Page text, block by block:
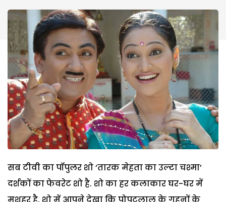
सब टीवी का पॉपुलर शो ‘तारक मेहता का उल्टा चश्मा’
दर्शकों का फेवरेट शो है. शो का हर कलाकार घर-घर में
मशहूर है. शो में आपने देखा कि पोपटलाल के गहनों के